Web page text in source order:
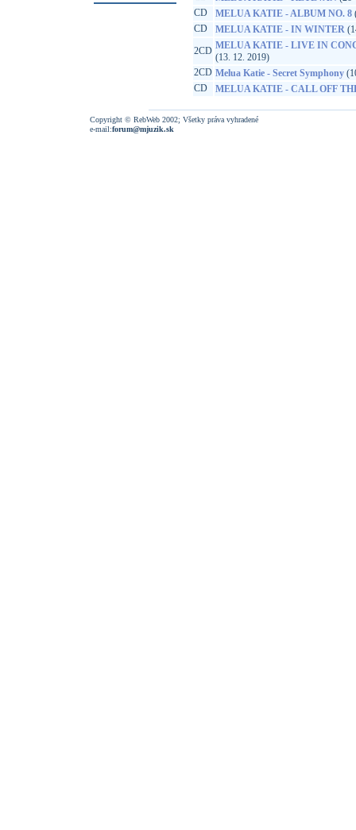
CD
MELUA KATIE - ALBUM NO. 8
CD
MELUA KATIE - IN WINTER
2CD MELUA KATIE - LIVE IN
(13. 12. 2019)
2CD Melua Katie - Secret Symphony
CD
MELUA KATIE - CALL OFF
Copyright © RebWeb 2002; Všetky práva vyhradené
e-mail:forum@mjuzik.sk